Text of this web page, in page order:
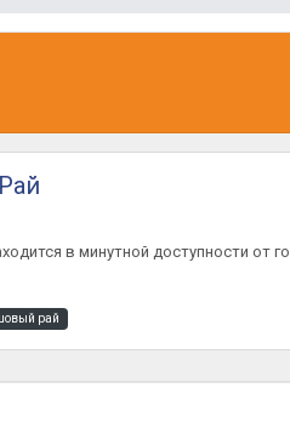
в минутной доступности
рай